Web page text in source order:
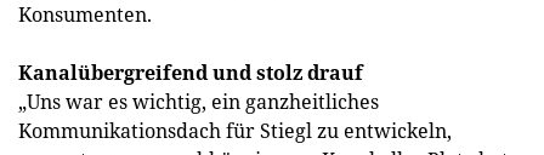
Konsumenten.
Kanalübergreifend und stolz drauf
„Uns war es wichtig, ein ganzheitliches
Kommunikationsdach für Stiegl zu entwickeln,